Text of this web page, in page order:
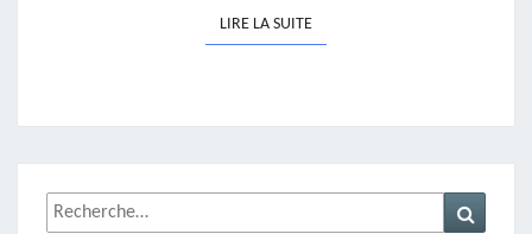
LIRE LA SUITELIRE LA SUITE
Rechercher :